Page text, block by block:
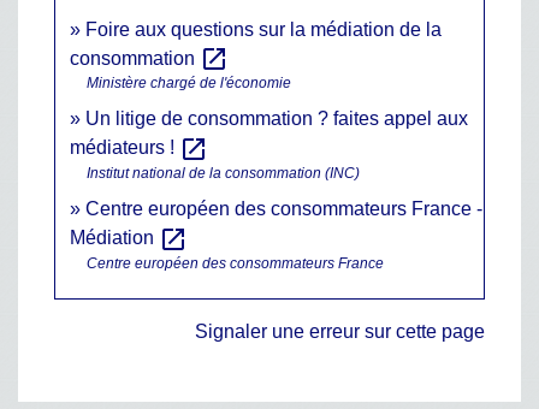
Foire aux questions sur la médiation de la
consommation open_in_new
Ministère chargé de l'économie
Un litige de consommation ? faites appel aux
médiateurs ! open_in_new
Institut national de la consommation (INC)
Centre européen des consommateurs France -
Médiation open_in_new
Centre européen des consommateurs France
Signaler une erreur sur cette page